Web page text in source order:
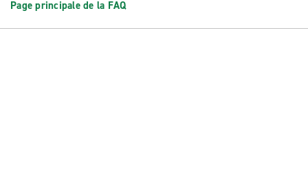
Page principale de la FAQ